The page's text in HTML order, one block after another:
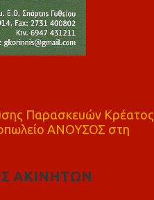
Παρασκευών Κρέατος
ΑΝΟΥΣΟΣ στη
ΑΚΙΝΗΤΩΝ